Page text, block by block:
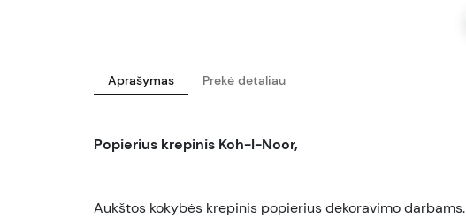
Aprašymas Prekė detaliau
Popierius krepinis Koh-I-Noor,
Aukštos kokybės krepinis popierius dekoravimo darbams.